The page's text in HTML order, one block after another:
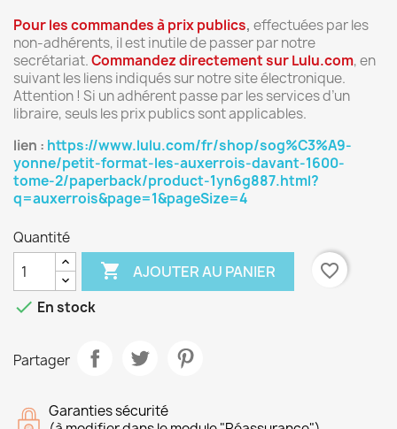
Pour les commandes à prix publics, effectuées par les
non-adhérents, il est inutile de passer par notre
secrétariat.Commandez directement sur Lulu.com, en
suivant les liens indiqués sur notre site électronique.
Attention ! Si un adhérent passe par les services d’un
libraire, seuls les prix publics sont applicables.
lien : https://www.lulu.com/fr/shop/sog%C3%A9-
yonne/petit-format-les-auxerrois-davant-1600-
tome-2/paperback/product-1yn6g887.html?
q=auxerrois&page=1&pageSize=4
Quantité
 AJOUTER AU PANIER
favorite_border
 En stock
Partager
Garanties sécurité